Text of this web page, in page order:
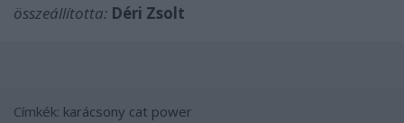
összeállította: Déri Zsolt
Címkék: karácsony cat power